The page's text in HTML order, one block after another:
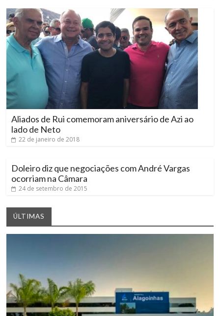
Aliados de Rui comemoram aniversário de Azi ao
lado de Neto
22 de janeiro de 2018
Doleiro diz que negociações com André Vargas
ocorriam na Câmara
24 de setembro de 2015
ÚLTIMAS